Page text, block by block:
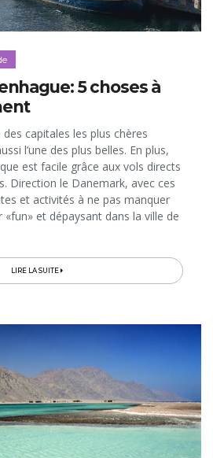
5 choses à
capitales les plus chères
l’une des plus belles. En plus,
est facile grâce aux vols directs
Direction le Danemark, avec ces
et activités à ne pas manquer
et dépaysant dans la ville de
LIRE LA SUITE